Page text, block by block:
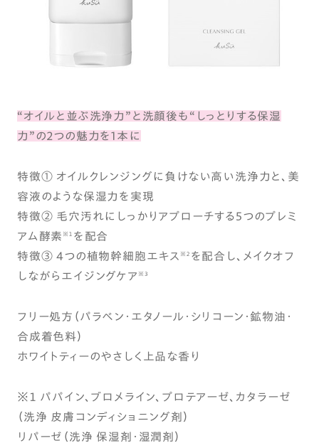
“オイルと並ぶ洗浄力”と洗顔後も“しっとりする保湿
力”の2つの魅力を1本に
特徴① オイルクレンジングに負けない高い洗浄力と、美
容液のような保湿力を実現
特徴② 毛穴汚れにしっかりアプローチする5つのプレミ
アム酵素 ※１
を配合
特徴③ 4つの植物幹細胞エキス ※２ を配合し、メイクオフ
しながらエイジングケア ※3
フリー処方（パラベン・エタノール・シリコーン・鉱物油・
合成着色料）
ホワイトティーのやさしく上品な香り
※１ パパイン、ブロメライン、プロテアーゼ、カタラーゼ
（洗浄 皮膚コンディショニング剤）
リパーゼ（洗浄 保湿剤・湿潤剤）